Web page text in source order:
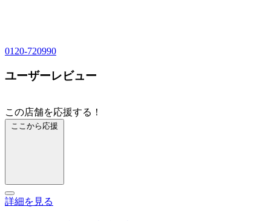
0120-720990
ユーザーレビュー
この店舗を応援する！
ここから応援
詳細を見る